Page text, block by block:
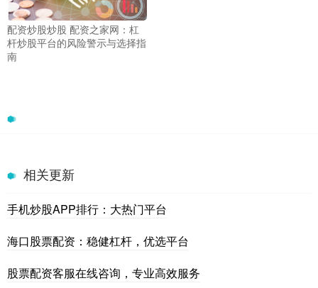
配资炒股炒股 配资之家网：杠
杆炒股平台的风险警示与选择指
南
相关更新
手机炒股APP排行：大热门平台
海口股票配资：稳健杠杆，优选平台
股票配资客服在线咨询，专业高效服务